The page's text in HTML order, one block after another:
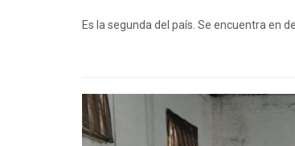
Es la segunda del país. Se encuentra en